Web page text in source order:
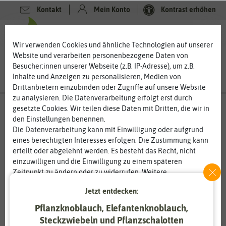
Kontakt Mein Konto Kontrast erhöhen
-50%
Wir verwenden Cookies und ähnliche Technologien auf unserer
Website und verarbeiten personenbezogene Daten von
Besucher:innen unserer Webseite (z.B. IP-Adresse), um z.B.
Inhalte und Anzeigen zu personalisieren, Medien von
Drittanbietern einzubinden oder Zugriffe auf unsere Website
zu analysieren. Die Datenverarbeitung erfolgt erst durch
gesetzte Cookies. Wir teilen diese Daten mit Dritten, die wir in
den Einstellungen benennen.
Die Datenverarbeitung kann mit Einwilligung oder aufgrund
eines berechtigten Interesses erfolgen. Die Zustimmung kann
erteilt oder abgelehnt werden. Es besteht das Recht, nicht
einzuwilligen und die Einwilligung zu einem späteren
Zeitpunkt zu ändern oder zu widerrufen. Weitere
Informationen zur Verwendung personenbezogener Daten und
den Diensten erklären wir in unsererDaten­schutz­erklärung
Essenziell Statistik
Jetzt entdecken:
Pflanzknoblauch, Elefantenknoblauch,
Steckzwiebeln und Pflanzschalotten